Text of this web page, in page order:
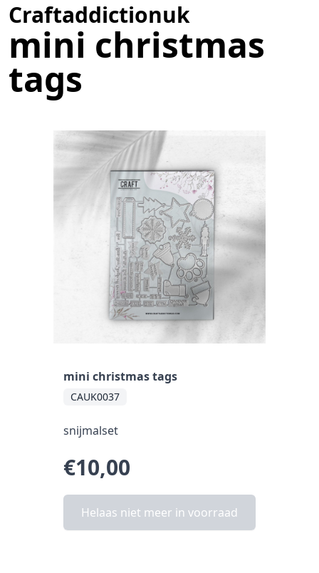
Craftaddictionuk
mini christmas
tags
mini christmas tags
CAUK0037
snijmalset
€10,00
Helaas niet meer in voorraad